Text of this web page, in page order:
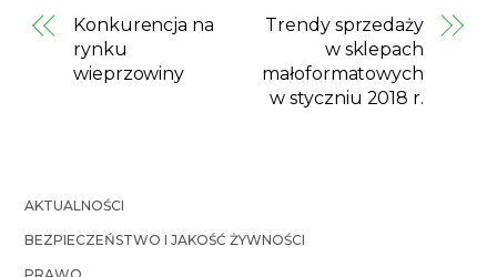
Konkurencja na
rynku
wieprzowiny
Trendy sprzedaży
w sklepach
małoformatowych
w styczniu 2018 r.
AKTUALNOŚCI
BEZPIECZEŃSTWO I JAKOŚĆ ŻYWNOŚCI